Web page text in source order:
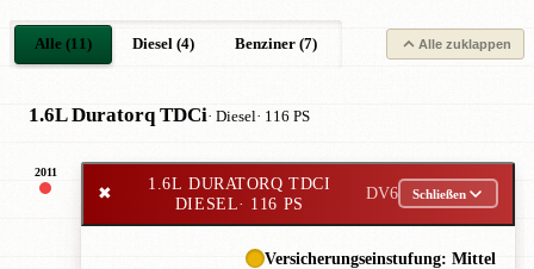
Alle (11) Diesel (4) Benziner (7) Alle zuklappen
1.6L Duratorq TDCi· Diesel· 116 PS
2011
✖
1.6L DURATORQ TDCI
DIESEL· 116 PS
DV6 Schließen
Versicherungseinstufung: Mittel